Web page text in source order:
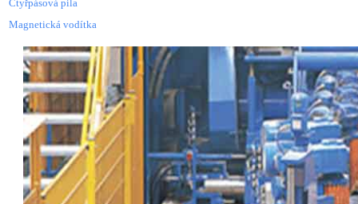
Čtyřpásová pila
Magnetická vodítka